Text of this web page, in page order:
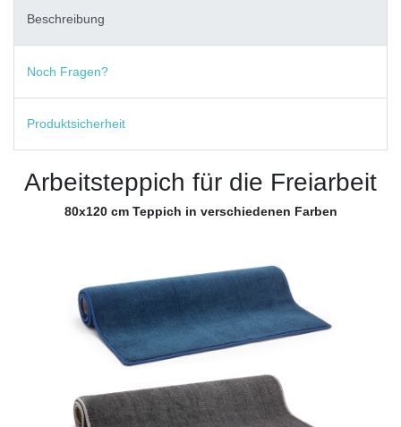
Beschreibung
Noch Fragen?
Produktsicherheit
Arbeitsteppich für die Freiarbeit
80x120 cm Teppich in verschiedenen Farben